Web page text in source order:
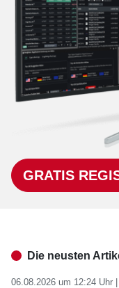
GRATIS
Die neusten
06.08.2026 um 12:24 Uhr |